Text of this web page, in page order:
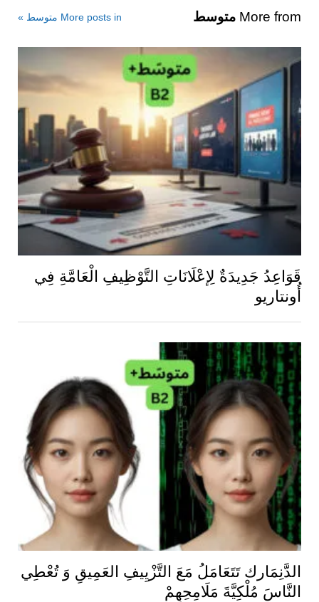
More from متوسط More posts in متوسط »
قَوَاعِدُ جَدِيدَةٌ لِإعْلَانَاتِ التَّوْظِيفِ الْعَامَّةِ فِي
أُونتاريو
الدَّنِمَارك تَتَعَامَلُ مَعَ التَّزْيِيفِ العَمِيقِ وَ تُعْطِي
النَّاسَ مُلْكِيَّةَ مَلَامِحِهِمْ